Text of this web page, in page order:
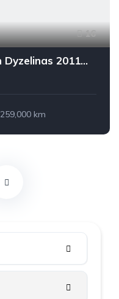
16
Opel Meriva nuo 94 €/ mėn Dyzelinas 2011m. Vienatūris Mechaninė
259,000 km